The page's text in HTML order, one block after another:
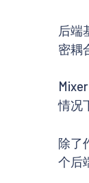
后端
密耦
情况
除了
个后